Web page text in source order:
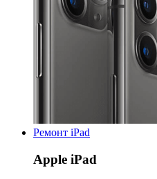
Ремонт iPad
Apple iPad